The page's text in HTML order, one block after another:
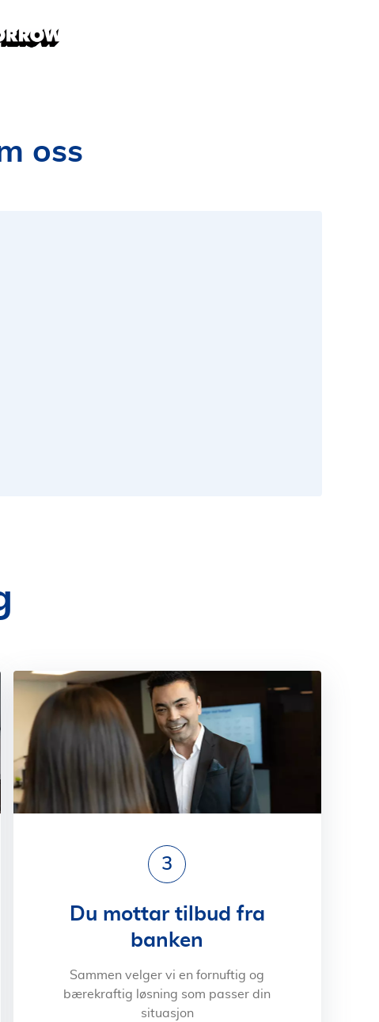
oss
3
Du mottar tilbud fra
banken
Sammen velger vi en fornuftig og
bærekraftig løsning som passer din
situasjon